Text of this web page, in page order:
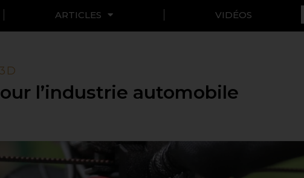
ARTICLES VIDÉOS
l’industrie automobile